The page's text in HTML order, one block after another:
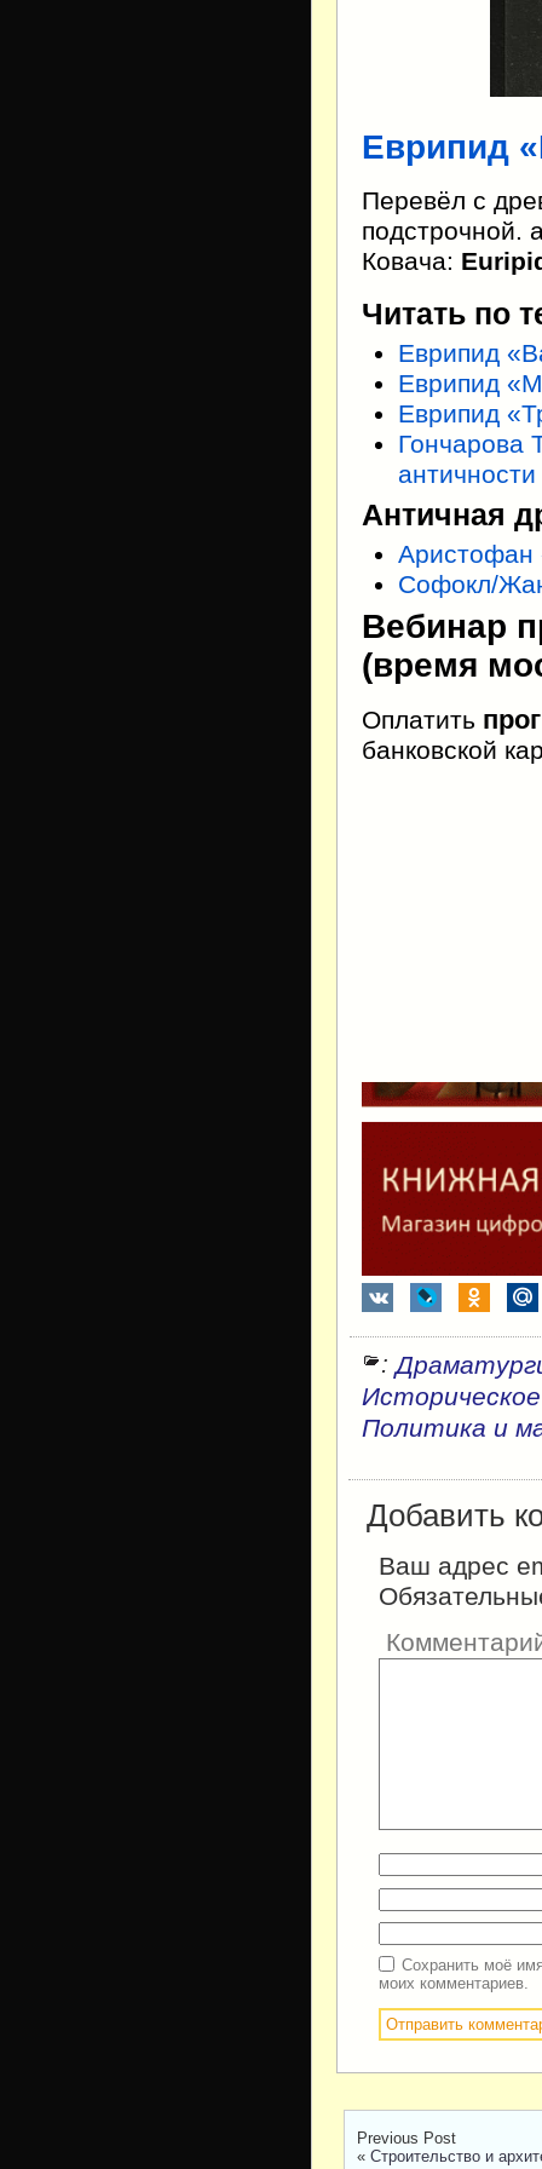
Еврипид «
Перевёл с
подстрочной.
Ковача:
Читать по
Еврипид
Еврипид
Еврипид
Гончарова
античности
Античная
Аристофан
Софокл/
Вебинар
(время
Оплатить
банковской
:
Политика и
Добавить
Ваш адрес
Сохранить моё
моих комментариев.
Previous Post
« Строительство и